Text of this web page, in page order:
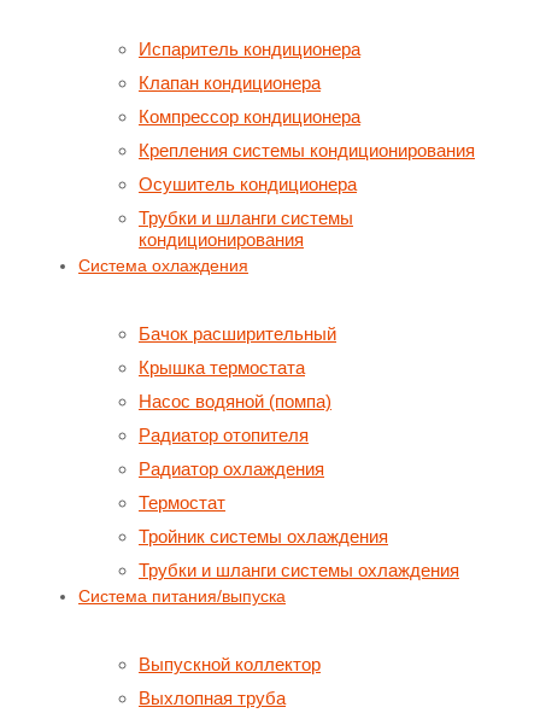
Испаритель кондиционера
Клапан кондиционера
Компрессор кондиционера
Крепления системы кондиционирования
Осушитель кондиционера
Трубки и шланги системы
кондиционирования
Система охлаждения
Бачок расширительный
Крышка термостата
Насос водяной (помпа)
Радиатор отопителя
Радиатор охлаждения
Термостат
Тройник системы охлаждения
Трубки и шланги системы охлаждения
Система питания/выпуска
Выпускной коллектор
Выхлопная труба